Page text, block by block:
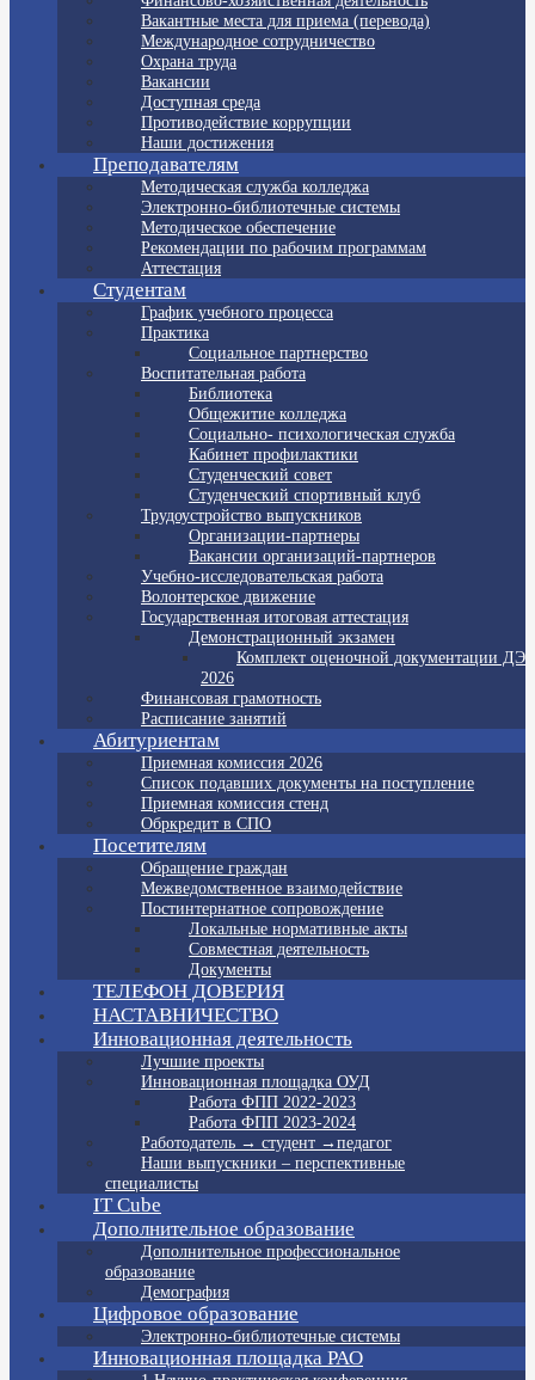
Вакантные места для приема (перевода)
Международное сотрудничество
Охрана труда
Вакансии
Доступная среда
Противодействие коррупции
Наши достижения
Преподавателям
Методическая служба колледжа
Электронно-библиотечные системы
Методическое обеспечение
Рекомендации по рабочим программам
Аттестация
Студентам
График учебного процесса
Практика
Социальное партнерство
Воспитательная работа
Библиотека
Общежитие колледжа
Социально- психологическая служба
Кабинет профилактики
Студенческий совет
Студенческий спортивный клуб
Трудоустройство выпускников
Организации-партнеры
Вакансии организаций-партнеров
Учебно-исследовательская работа
Волонтерское движение
Государственная итоговая аттестация
Демонстрационный экзамен
Комплект оценочной документации ДЭ
2026
Финансовая грамотность
Расписание занятий
Абитуриентам
Приемная комиссия 2026
Список подавших документы на поступление
Приемная комиссия стенд
Обркредит в СПО
Посетителям
Обращение граждан
Межведомственное взаимодействие
Постинтернатное сопровождение
Локальные нормативные акты
Совместная деятельность
Документы
ТЕЛЕФОН ДОВЕРИЯ
НАСТАВНИЧЕСТВО
Инновационная деятельность
Лучшие проекты
Инновационная площадка ОУД
Работа ФПП 2022-2023
Работа ФПП 2023-2024
Работодатель → студент →педагог
Наши выпускники – перспективные
специалисты
IT Cube
Дополнительное образование
Дополнительное профессиональное
образование
Демография
Цифровое образование
Электронно-библиотечные системы
Инновационная площадка РАО